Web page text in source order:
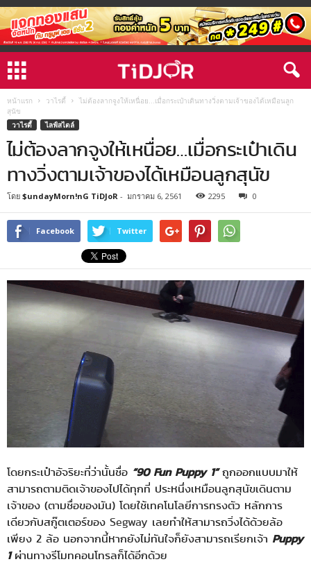
หน้าแรก วาไรตี้
ไม่ต้องลากจูงให้เหนื่อย…เมื่อกระเป๋าเดินทางวิ่งตามเจ้าของได้เหมือนลูก
สุนัข
วาไรตี้
ไลฟ์สไตล์
ไม่ต้องลากจูงให้เหนื่อย…เมื่อกระเป๋าเดิน
ทางวิ่งตามเจ้าของได้เหมือนลูกสุนัข
โดย $undayMorn!nG TiDJoR - มกราคม 6, 2561 2295 0
Facebook Twitter
โดยกระเป๋าอัจริยะที่ว่านั้นชื่อ “90 Fun Puppy 1”ถูกออกแบบมาให้
สามารถตามติดเจ้าของไปได้ทุกที่ ประหนึ่งเหมือนลูกสุนัขเดินตาม
เจ้าของ (ตามชื่อของมัน) โดยใช้เทคโนโลยีการทรงตัว หลักการ
เดียวกับสกู๊ตเตอร์ของ Segway เลยทำให้สามารถวิ่งได้ด้วยล้อ
เพียง 2 ล้อ นอกจากนี้หากยังไม่ทันใจก็ยังสามารถเรียกเจ้า Puppy
1ผ่านทางรีโมทคอนโทรลก็ได้อีกด้วย